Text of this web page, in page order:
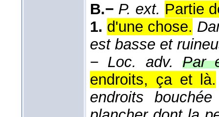
B.− P. ext. Partie
1. d'une chose.
est basse et
− Loc. adv.
Par
endroits, ça et là.
endroits bouchée